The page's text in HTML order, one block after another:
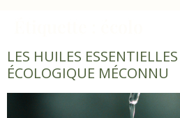
LES HUILES
ÉCOLOGIQUE MÉCONNU